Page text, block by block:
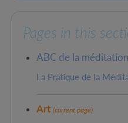
Pages in this
ABC de la méditation
La Pratique de la
Art (current page)